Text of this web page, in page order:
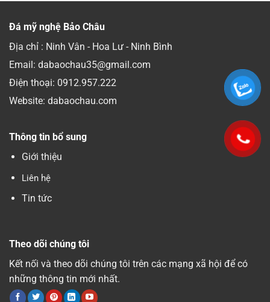
Đá mỹ nghệ Bảo Châu
Địa chỉ : Ninh Vân - Hoa Lư - Ninh Bình
Email: dabaochau35@gmail.com
Điện thoại: 0912.957.222
Website: dabaochau.com
Thông tin bổ sung
Giới thiệu
Liên hệ
Tin tức
Theo dõi chúng tôi
Kết nối và theo dõi chúng tôi trên các mạng xã hội để có
những thông tin mới nhất.